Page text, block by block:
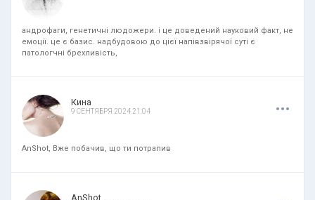
андрофаги, генетичні людожери. і це доведений науковий факт, не
емоції. це є базис. надбудовою до цієї напівзвірячої суті є
патологчні брехливість,
Кина
9 СЕНТЯБРЯ 2024 21:04 ...
AnShot, Вже побачив, що ти потрапив
AnShot